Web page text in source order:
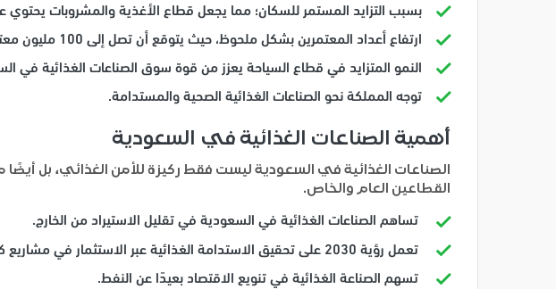
بسبب التزايد المستمر للسكان؛ مما يجعل قطاع الأغذية والمشروبات يحتوي
ارتفاع أعداد المعتمرين بشكل ملحوظ، حيث يتوقع أن تصل إلى 100 مليون معتمر بحلول عام 2030.
النمو المتزايد في قطاع السياحة يعزز من قوة سوق الصناعات الغذائية في
توجه المملكة نحو الصناعات الغذائية الصحية والمستدامة.
أهمية الصناعات الغذائية في السعودية
الصناعات الغذائية في السعودية ليست فقط ركيزة للأمن الغذائي، بل
القطاعين العام والخاص.
تساهم الصناعات الغذائية في السعودية في تقليل الاستيراد من الخارج.
تعمل رؤية 2030 على تحقيق الاستدامة الغذائية عبر الاستثمار في مشاريع كبرى.
تسهم الصناعة الغذائية في تنويع الاقتصاد بعيدًا عن النفط.